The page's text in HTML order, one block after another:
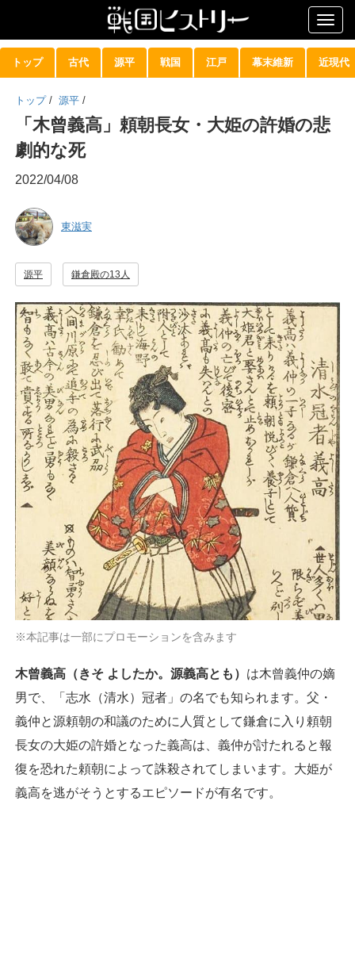
トップ 古代 源平 戦国 江戸 幕末維新 近現代
トップ / 源平 /
「木曾義高」頼朝長女・大姫の許婚の悲
劇的な死
2022/04/08
東滋実
源平 鎌倉殿の13人
※本記事は一部にプロモーションを含みます
木曾義高（きそ よしたか。源義高とも） は木曾義仲の嫡
男で、「志水（清水）冠者」の名でも知られます。父・
義仲と源頼朝の和議のために人質として鎌倉に入り頼朝
長女の大姫の許婚となった義高は、義仲が討たれると報
復を恐れた頼朝によって誅殺されてしまいます。大姫が
義高を逃がそうとするエピソードが有名です。